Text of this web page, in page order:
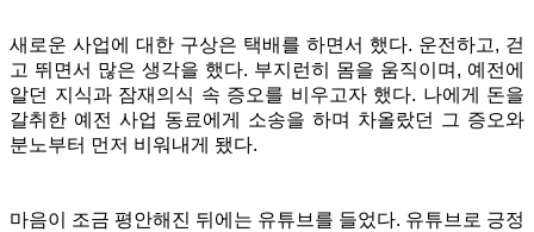
새로운 사업에 대한 구상은 택배를 하면서 했다. 운전하고, 걷
고 뛰면서 많은 생각을 했다. 부지런히 몸을 움직이며, 예전에
알던 지식과 잠재의식 속 증오를 비우고자 했다. 나에게 돈을
갈취한 예전 사업 동료에게 소송을 하며 차올랐던 그 증오와
분노부터 먼저 비워내게 됐다.
마음이 조금 평안해진 뒤에는 유튜브를 들었다. 유튜브로 긍정